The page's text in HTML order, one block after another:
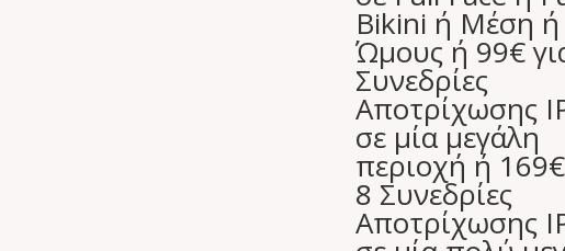
Bikini ή Μέση ή
Ώμους ή 99€
Συνεδρίες
Αποτρίχωσης
σε μία μεγάλη
περιοχή ή
8 Συνεδρίες
Αποτρίχωσης